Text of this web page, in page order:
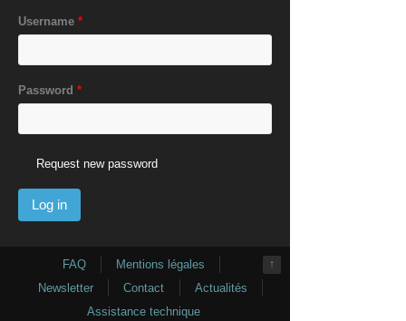
Username *
Password *
Request new password
↑
FAQ
Mentions légales
Newsletter
Contact
Actualités
Assistance technique